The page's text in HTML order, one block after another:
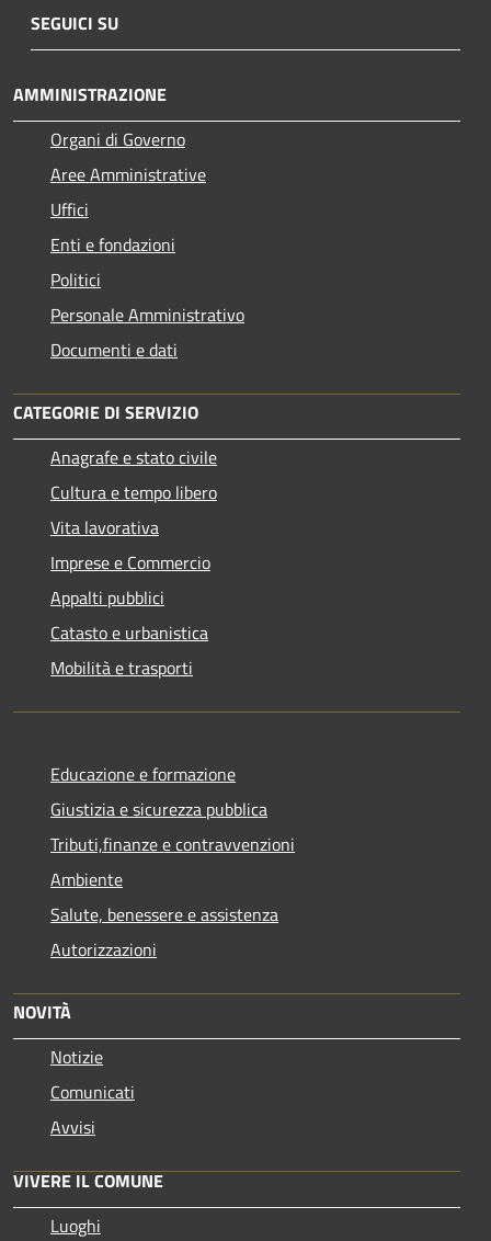
SEGUICI SU
AMMINISTRAZIONE
Organi di Governo
Aree Amministrative
Uffici
Enti e fondazioni
Politici
Personale Amministrativo
Documenti e dati
CATEGORIE DI SERVIZIO
Anagrafe e stato civile
Cultura e tempo libero
Vita lavorativa
Imprese e Commercio
Appalti pubblici
Catasto e urbanistica
Mobilità e trasporti
Educazione e formazione
Giustizia e sicurezza pubblica
Tributi,finanze e contravvenzioni
Ambiente
Salute, benessere e assistenza
Autorizzazioni
NOVITÀ
Notizie
Comunicati
Avvisi
VIVERE IL COMUNE
Luoghi